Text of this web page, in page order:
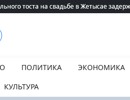
тоста на свадьбе в Жетысае
тоста на свадьбе в Жетысае
ПОЛИТИКА ЭКОНОМИКА
КУЛЬТУРА